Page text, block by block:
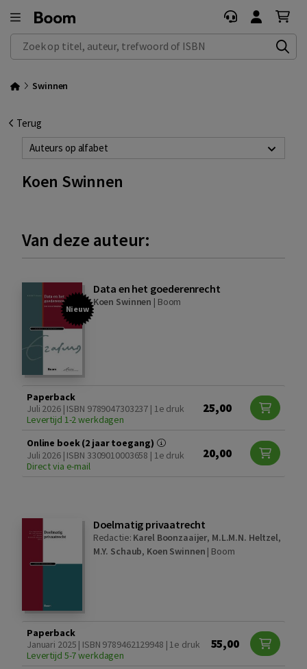
Zoek op titel, auteur, trefwoord of ISBN
Swinnen
Terug
Auteurs op alfabet
Koen Swinnen
Van deze auteur:
Nieuw
Data en het goederenrecht
Koen Swinnen | Boom
Paperback
Juli 2026 | ISBN 9789047303237 | 1e druk
Levertijd 1-2 werkdagen
25,00
Online boek (2 jaar toegang)
Juli 2026 | ISBN 3309010003658 | 1e druk
Direct via e-mail
20,00
Doelmatig privaatrecht
Redactie: Karel Boonzaaijer, M.L.M.N. Heltzel,
M.Y. Schaub, Koen Swinnen | Boom
Paperback
Januari 2025 | ISBN 9789462129948 | 1e druk
Levertijd 5-7 werkdagen
55,00